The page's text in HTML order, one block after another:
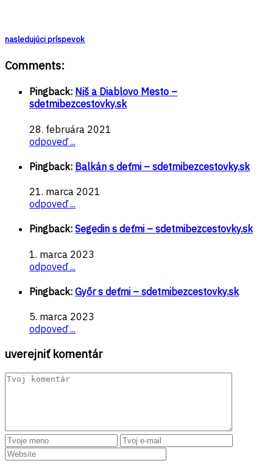
nasledujúci príspevok
Comments:
Pingback: Niš a Diablovo Mesto –
sdetmibezcestovky.sk
28. februára 2021
odpoveď ...
Pingback: Balkán s deťmi – sdetmibezcestovky.sk
21. marca 2021
odpoveď ...
Pingback: Segedin s deťmi – sdetmibezcestovky.sk
1. marca 2023
odpoveď ...
Pingback: Győr s deťmi – sdetmibezcestovky.sk
5. marca 2023
odpoveď ...
uverejniť komentár